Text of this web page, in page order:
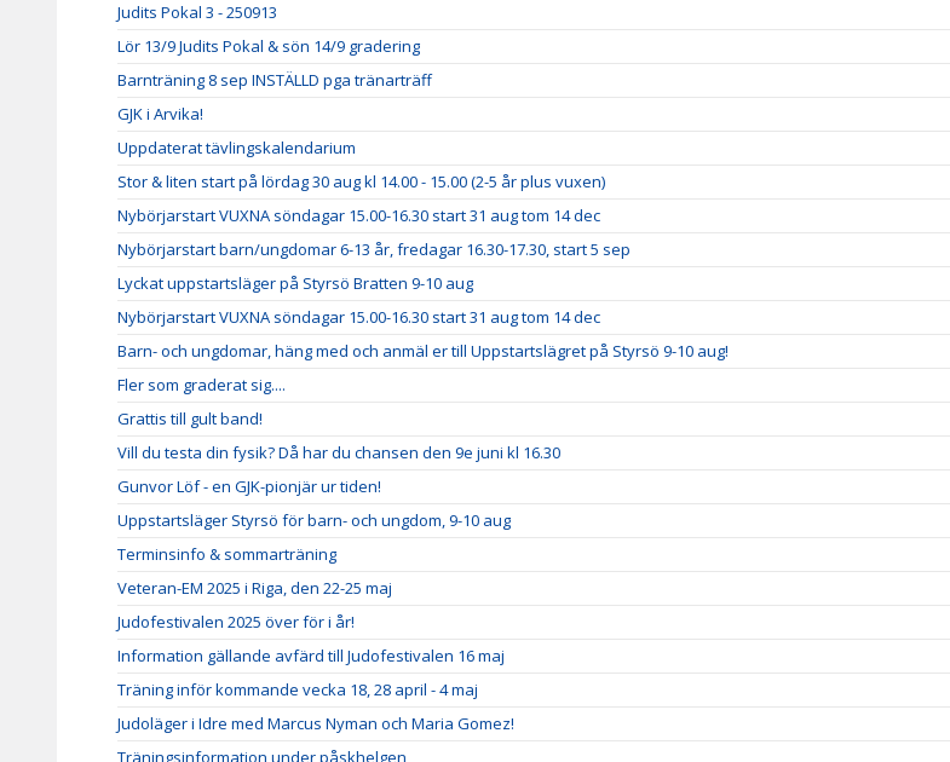
Judits Pokal 3 - 250913
Lör 13/9 Judits Pokal & sön 14/9 gradering
Barnträning 8 sep INSTÄLLD pga tränarträff
GJK i Arvika!
Uppdaterat tävlingskalendarium
Stor & liten start på lördag 30 aug kl 14.00 - 15.00 (2-5 år plus vuxen)
Nybörjarstart VUXNA söndagar 15.00-16.30 start 31 aug tom 14 dec
Nybörjarstart barn/ungdomar 6-13 år, fredagar 16.30-17.30, start 5 sep
Lyckat uppstartsläger på Styrsö Bratten 9-10 aug
Nybörjarstart VUXNA söndagar 15.00-16.30 start 31 aug tom 14 dec
Barn- och ungdomar, häng med och anmäl er till Uppstartslägret på Styrsö 9-10 aug!
Fler som graderat sig....
Grattis till gult band!
Vill du testa din fysik? Då har du chansen den 9e juni kl 16.30
Gunvor Löf - en GJK-pionjär ur tiden!
Uppstartsläger Styrsö för barn- och ungdom, 9-10 aug
Terminsinfo & sommarträning
Veteran-EM 2025 i Riga, den 22-25 maj
Judofestivalen 2025 över för i år!
Information gällande avfärd till Judofestivalen 16 maj
Träning inför kommande vecka 18, 28 april - 4 maj
Judoläger i Idre med Marcus Nyman och Maria Gomez!
Träningsinformation under påskhelgen